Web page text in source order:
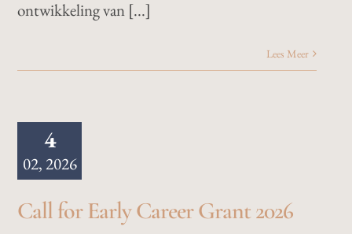
ontwikkeling van [...]
Lees Meer
4
02, 2026
Call for Early Career Grant 2026